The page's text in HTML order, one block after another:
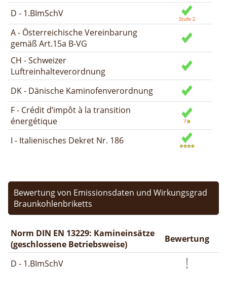
D - 1.BImSchV
A - Österreichische Vereinbarung
gemäß Art.15a B-VG
CH - Schweizer
Luftreinhalteverordnung
DK - Dänische Kaminofenverordnung
F - Crédit d’impôt à la transition
énergétique
I - Italienisches Dekret Nr. 186
Bewertung von Emissionsdaten und Wirkungsgrad
Braunkohlenbriketts
Norm DIN EN 13229: Kamineinsätze
(geschlossene Betriebsweise)
Bewertung
D - 1.BImSchV